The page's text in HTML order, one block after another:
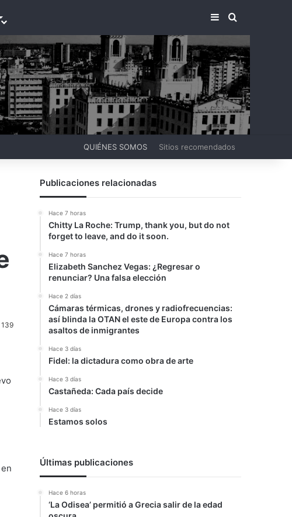
BARRA LATERAL
BUSCAR
QUIÉNES SOMOS Sitios recomendados
139
Publicaciones relacionadas
Hace 7 horas
Chitty La Roche: Trump, thank you, but do not
forget to leave, and do it soon.
Hace 7 horas
Elizabeth Sanchez Vegas: ¿Regresar o
renunciar? Una falsa elección
Hace 2 días
Cámaras térmicas, drones y radiofrecuencias:
así blinda la OTAN el este de Europa contra los
asaltos de inmigrantes
Hace 3 días
Fidel: la dictadura como obra de arte
Hace 3 días
Castañeda: Cada país decide
Hace 3 días
Estamos solos
Últimas publicaciones
Hace 6 horas
‘La Odisea’ permitió a Grecia salir de la edad